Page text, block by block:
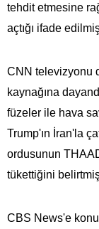
tehdit etmesine
açtığı ifade
CNN televizyonu
kaynağına
füzeler ile hava
Trump'ın İran'la
ordusunun
tükettiğini
CBS News'e